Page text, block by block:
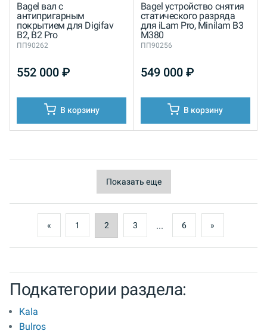
Bagel вал с
антипригарным
покрытием для Digifav
B2, B2 Pro
ПП90262
552 000₽
В корзину
Bagel устройство снятия
статического разряда
для iLam Pro, Minilam B3
M380
ПП90256
549 000 ₽
В корзину
Показать еще
« 1 2 3 ... 6 »
Подкатегории раздела:
Kala
Bulros